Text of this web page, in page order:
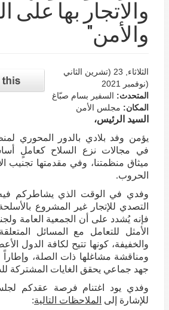
والاتجار بها على
والأمن"
الثلاثاء, 23 (تشرين الثاني
(نوفمبر 2021
المتحدث: السفير بسام صبّاغ
المكان: مجلس الأمن
السيد الرئيس،
يؤمن وفد بلادي بالدور المحوري
في مجالات نزع السلاح كعاملٍ
ميثاق منظمتنا، وفي مقدمتها تجنيب
الحروب.
وفدي في الوقت الذي يشاطركم فيه
التصدي للإتجار غير المشروع
فإنه يُشدد على أن الجمعية العامة
الأمثل للتعامل مع المسائل
والخفيفة، كونها تتيح لكافة الدول
ومناقشة مشاغلها ذات الصلة، وإطاراً
جهد جماعي يحقق الغايات المشتركة
وفدي يود اغتنام فرصة عقدكم
للإشارة إلى الملاحظات التالية: